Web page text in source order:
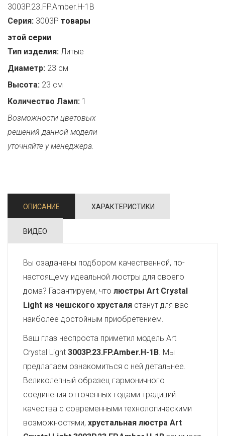
3003P.23.FP.Amber.H-1B
Серия: 3003P товары
этой серии
Тип изделия: Литые
Диаметр: 23 см
Высота: 23 см
Количество Ламп: 1
Возможности цветовых
решений данной модели
уточняйте у менеджера.
ОПИСАНИЕ ХАРАКТЕРИСТИКИ
ВИДЕО
Вы озадачены подбором качественной, по-
настоящему идеальной люстры для своего
дома? Гарантируем, что люстры Art Crystal
Light из чешского хрусталя станут для вас
наиболее достойным приобретением.
Ваш глаз неспроста приметил модель Art
Crystal Light 3003P.23.FP.Amber.H-1B. Мы
предлагаем ознакомиться с ней детальнее.
Великолепный образец гармоничного
соединения отточенных годами традиций
качества с современными технологическими
возможностями, хрустальная люстра Art